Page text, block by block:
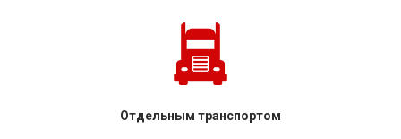
Отдельным транспортом